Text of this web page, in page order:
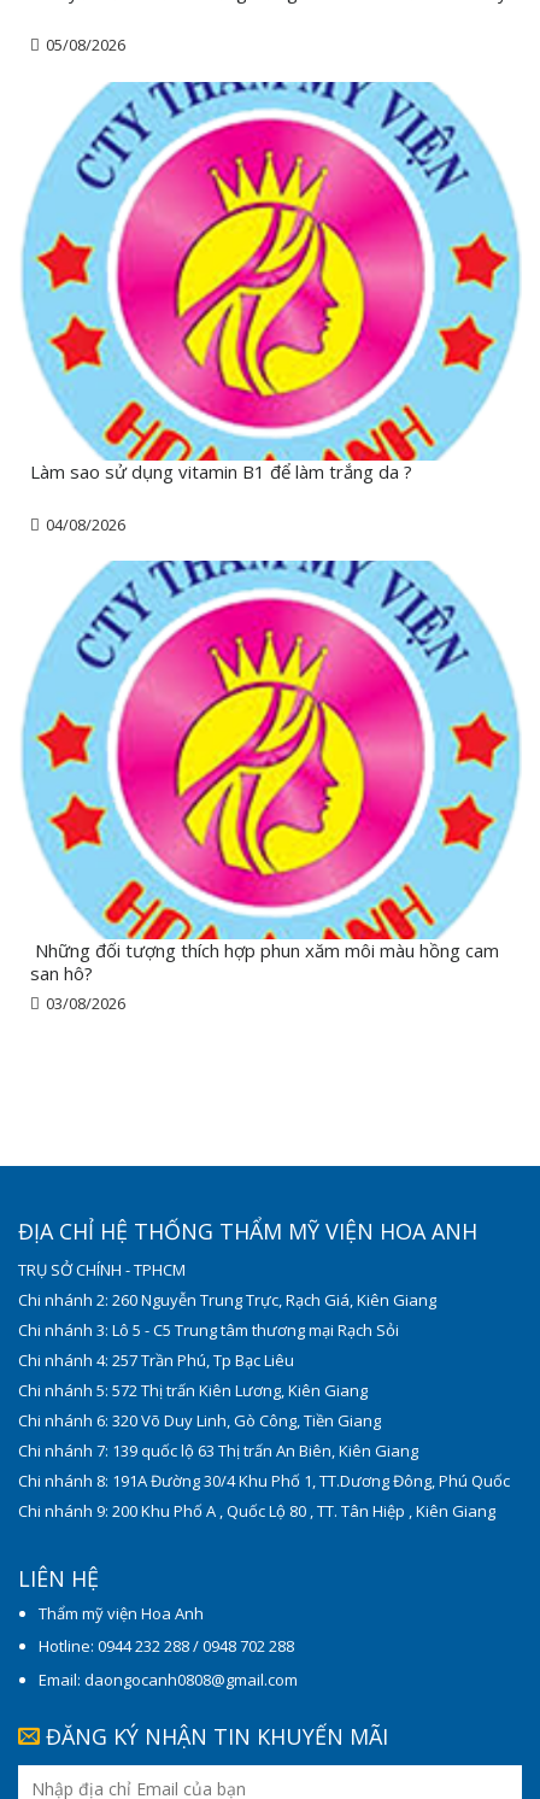
05/08/2026
Làm sao sử dụng vitamin B1 để làm trắng da ?
04/08/2026
Những đối tượng thích hợp phun xăm môi màu hồng cam
san hô?
03/08/2026
ĐỊA CHỈ HỆ THỐNG THẨM MỸ VIỆN HOA ANH
TRỤ SỞ CHÍNH - TPHCM
Chi nhánh 2: 260 Nguyễn Trung Trực, Rạch Giá, Kiên Giang
Chi nhánh 3: Lô 5 - C5 Trung tâm thương mại Rạch Sỏi
Chi nhánh 4: 257 Trần Phú, Tp Bạc Liêu
Chi nhánh 5: 572 Thị trấn Kiên Lương, Kiên Giang
Chi nhánh 6: 320 Võ Duy Linh, Gò Công, Tiền Giang
Chi nhánh 7: 139 quốc lộ 63 Thị trấn An Biên, Kiên Giang
Chi nhánh 8: 191A Đường 30/4 Khu Phố 1, TT.Dương Đông, Phú Quốc
Chi nhánh 9: 200 Khu Phố A , Quốc Lộ 80 , TT. Tân Hiệp , Kiên Giang
LIÊN HỆ
Thẩm mỹ viện Hoa Anh
Hotline: 0944 232 288 / 0948 702 288
Email: daongocanh0808@gmail.com
ĐĂNG KÝ NHẬN TIN KHUYẾN MÃI